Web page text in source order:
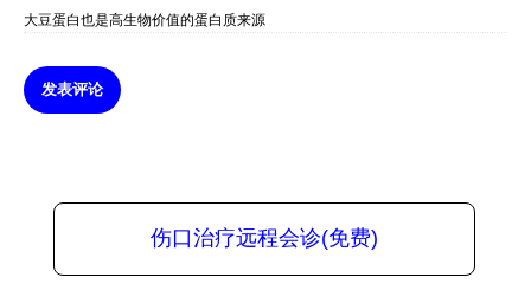
大豆蛋白也是高生物价值的蛋白质来源
发表评论
伤口治疗远程会诊(免费)